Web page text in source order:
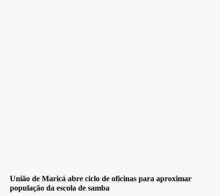
União de Maricá abre ciclo de oficinas para aproximar
população da escola de samba